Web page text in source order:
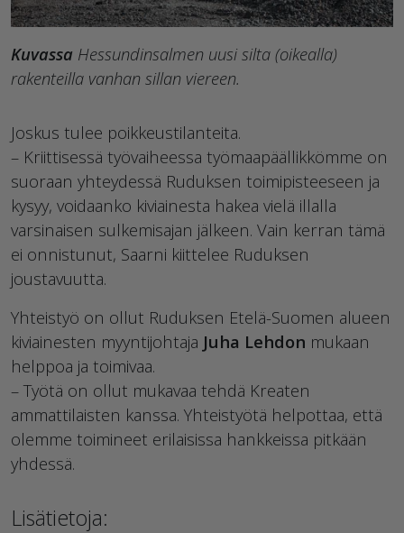
Kuvassa Hessundinsalmen uusi silta (oikealla)
rakenteilla vanhan sillan viereen.
Joskus tulee poikkeustilanteita.
– Kriittisessä työvaiheessa työmaapäällikkömme on
suoraan yhteydessä Ruduksen toimipisteeseen ja
kysyy, voidaanko kiviainesta hakea vielä illalla
varsinaisen sulkemisajan jälkeen. Vain kerran tämä
ei onnistunut, Saarni kiittelee Ruduksen
joustavuutta.
Yhteistyö on ollut Ruduksen Etelä-Suomen alueen
kiviainesten myyntijohtaja Juha Lehdon mukaan
helppoa ja toimivaa.
– Työtä on ollut mukavaa tehdä Kreaten
ammattilaisten kanssa. Yhteistyötä helpottaa, että
olemme toimineet erilaisissa hankkeissa pitkään
yhdessä.
Lisätietoja: